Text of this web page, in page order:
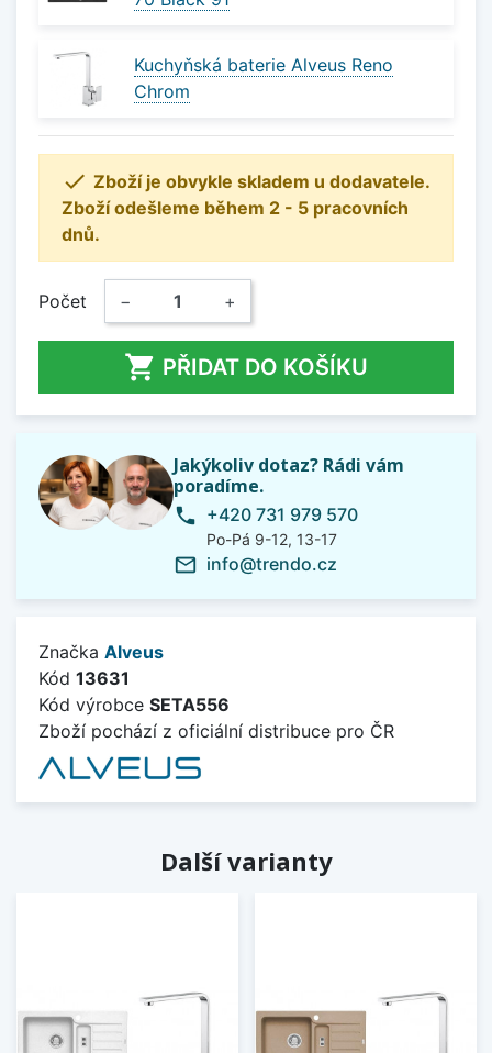
Kuchyňská baterie Alveus Reno
Chrom
 Zboží je obvykle skladem u dodavatele.
Zboží odešleme během 2 - 5 pracovních
dnů.
Počet − +
 PŘIDAT DO KOŠÍKU
Jakýkoliv dotaz? Rádi vám
poradíme.
phone +420 731 979 570
Po-Pá 9-12, 13-17
mail_outline info@trendo.cz
Značka Alveus
Kód 13631
Kód výrobce SETA556
Zboží pochází z oficiální distribuce pro ČR
Další varianty